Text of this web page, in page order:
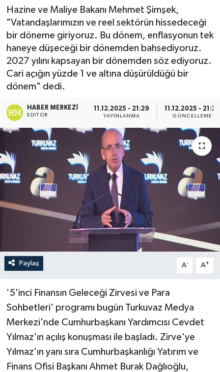
Hazine ve Maliye Bakanı Mehmet Şimşek,
"Vatandaşlarımızın ve reel sektörün hissedeceği
bir döneme giriyoruz. Bu dönem, enflasyonun tek
haneye düşeceği bir dönemden bahsediyoruz.
2027 yılını kapsayan bir dönemden söz ediyoruz.
Cari açığın yüzde 1 ve altına düşürüldüğü bir
dönem" dedi.
HABER MERKEZI
EDITÖR
11.12.2025 - 21:29
YAYINLANMA
11.12.2025 - 21:30
GÜNCELLEME
Paylaş A- A+
'5'inci Finansın Geleceği Zirvesi ve Para
Sohbetleri' programı bugün Turkuvaz Medya
Merkezi'nde Cumhurbaşkanı Yardımcısı Cevdet
Yılmaz'ın açılış konuşması ile başladı. Zirve'ye
Yılmaz'ın yanı sıra Cumhurbaşkanlığı Yatırım ve
Finans Ofisi Başkanı Ahmet Burak Dağlıoğlu,